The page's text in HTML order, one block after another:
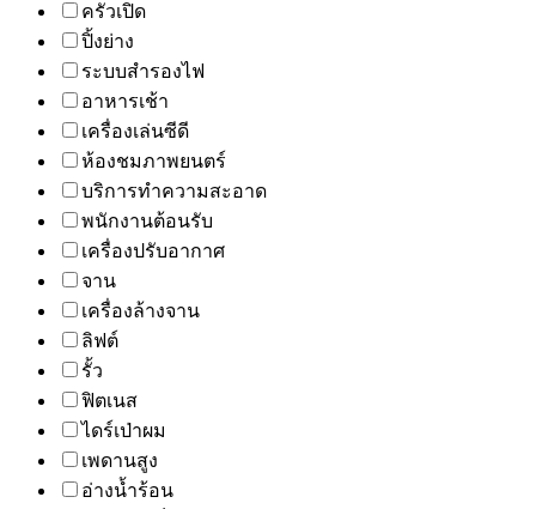
ครัวเปิด
ปิ้งย่าง
ระบบสำรองไฟ
อาหารเช้า
เครื่องเล่นซีดี
ห้องชมภาพยนตร์
บริการทำความสะอาด
พนักงานต้อนรับ
เครื่องปรับอากาศ
จาน
เครื่องล้างจาน
ลิฟต์
รั้ว
ฟิตเนส
ไดร์เป่าผม
เพดานสูง
อ่างน้ำร้อน